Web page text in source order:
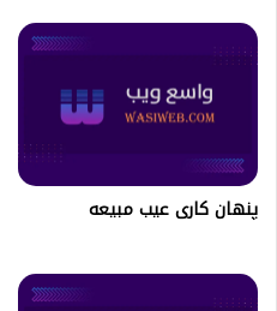
پنهان کاری عیب مبیعه